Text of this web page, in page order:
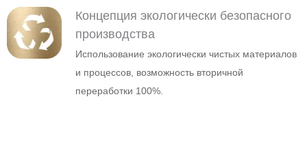
Концепция экологически безопасного
производства
Использование экологически чистых материалов
и процессов, возможность вторичной
переработки 100%.